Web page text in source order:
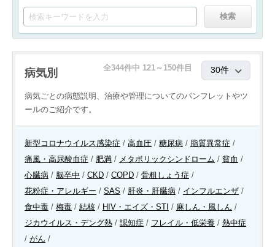
全344件中 121～150件目
病気別
病気ごとの病態説明、治療や管理についてのパンフレットやツ
ールのご紹介です。
新型コロナウイルス感染症 / 高血圧 / 糖尿病 / 脂質異常症 /
痛風・高尿酸血症 / 肥満 / メタボリックシンドローム / 貧血 /
心臓病 / 脳卒中 / CKD / COPD / 骨粗しょう症 /
花粉症・アレルギー / SAS / 肝炎・肝臓病 / インフルエンザ /
食中毒 / 梅毒 / 結核 / HIV・エイズ・STI / 麻しん・風しん /
ジカウイルス・デング熱 / 認知症 / フレイル・低栄養 / 熱中症
/ がん /